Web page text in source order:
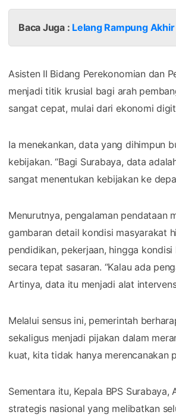
Baca Juga : Lelang Rampung
Asisten II Bidang Perekonomian dan
menjadi titik krusial bagi arah
sangat cepat, mulai dari ekonomi
Ia menekankan, data yang dihimpun
kebijakan. “Bagi Surabaya, data
sangat menentukan kebijakan ke
Menurutnya, pengalaman pendataan
gambaran detail kondisi masyarakat
pendidikan, pekerjaan, hingga
secara tepat sasaran. “Kalau ada
Artinya, data itu menjadi alat
Melalui sensus ini, pemerintah
sekaligus menjadi pijakan dalam
kuat, kita tidak hanya merencanakan
Sementara itu, Kepala BPS
strategis nasional yang melibatkan